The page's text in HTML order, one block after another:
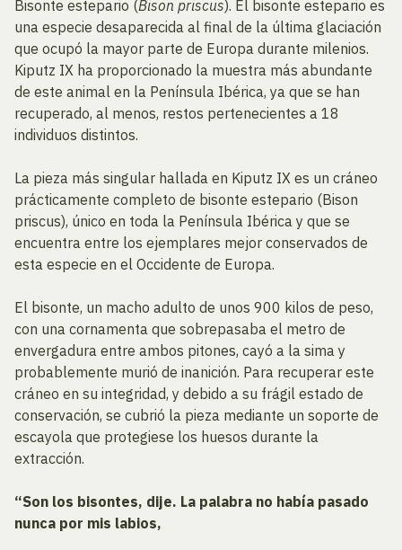
Bisonte estepario (Bison priscus). El bisonte estepario es
una especie desaparecida al final de la última glaciación
que ocupó la mayor parte de Europa durante milenios.
Kiputz IX ha proporcionado la muestra más abundante
de este animal en la Península Ibérica, ya que se han
recuperado, al menos, restos pertenecientes a 18
individuos distintos.
La pieza más singular hallada en Kiputz IX es un cráneo
prácticamente completo de bisonte estepario (Bison
priscus), único en toda la Península Ibérica y que se
encuentra entre los ejemplares mejor conservados de
esta especie en el Occidente de Europa.
El bisonte, un macho adulto de unos 900 kilos de peso,
con una cornamenta que sobrepasaba el metro de
envergadura entre ambos pitones, cayó a la sima y
probablemente murió de inanición. Para recuperar este
cráneo en su integridad, y debido a su frágil estado de
conservación, se cubrió la pieza mediante un soporte de
escayola que protegiese los huesos durante la
extracción.
“Son los bisontes, dije. La palabra no había pasado
nunca por mis labios,